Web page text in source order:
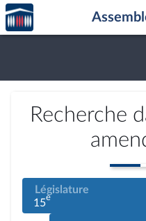
Aller au contenu
Aller en bas de la page
Accèder
à la
page
Recherche
Législature
15e